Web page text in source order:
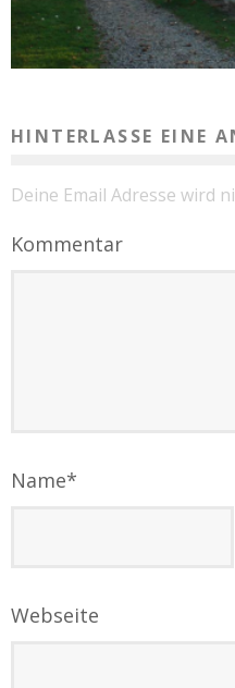
HINTERLASSE EINE
Deine Email Adresse wird
Kommentar
Name*
Webseite